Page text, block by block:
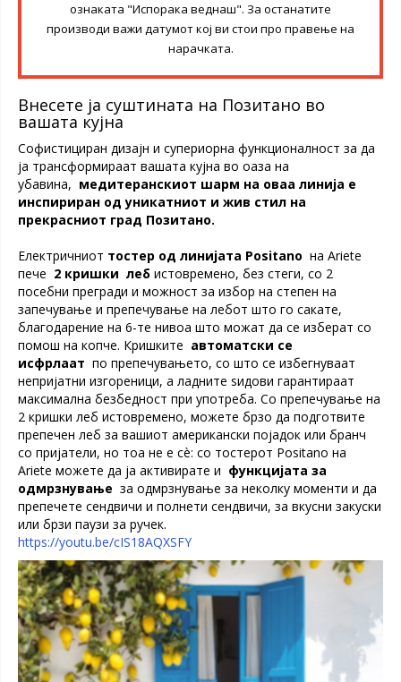
ознаката "Испорака веднаш". За останатите
производи важи датумот кој ви стои про правење на
нарачката.
Внесете ја суштината на Позитано во
вашата кујна
Софистициран дизајн и супериорна функционалност за да
ја трансформираат вашата кујна во оаза на
убавина, медитеранскиот шарм на оваа линија е
инспириран од уникатниот и жив стил на
прекрасниот град Позитано.
Електричниот тостер од линијата Positano на Ariete
пече 2 кришки леб истовремено, без стеги, со 2
посебни прегради и можност за избор на степен на
запечување и препечување на лебот што го сакате,
благодарение на 6-те нивоа што можат да се изберат со
помош на копче. Кришките автоматски се
исфрлаат по препечувањето, со што се избегнуваат
непријатни изгореници, а ладните ѕидови гарантираат
максимална безбедност при употреба. Со препечување на
2 кришки леб истовремено, можете брзо да подготвите
препечен леб за вашиот американски појадок или бранч
со пријатели, но тоа не е сè: со тостерот Positano на
Ariete можете да ја активирате и функцијата за
одмрзнување за одмрзнување за неколку моменти и да
препечете сендвичи и полнети сендвичи, за вкусни закуски
или брзи паузи за ручек.
https://youtu.be/cIS18AQXSFY